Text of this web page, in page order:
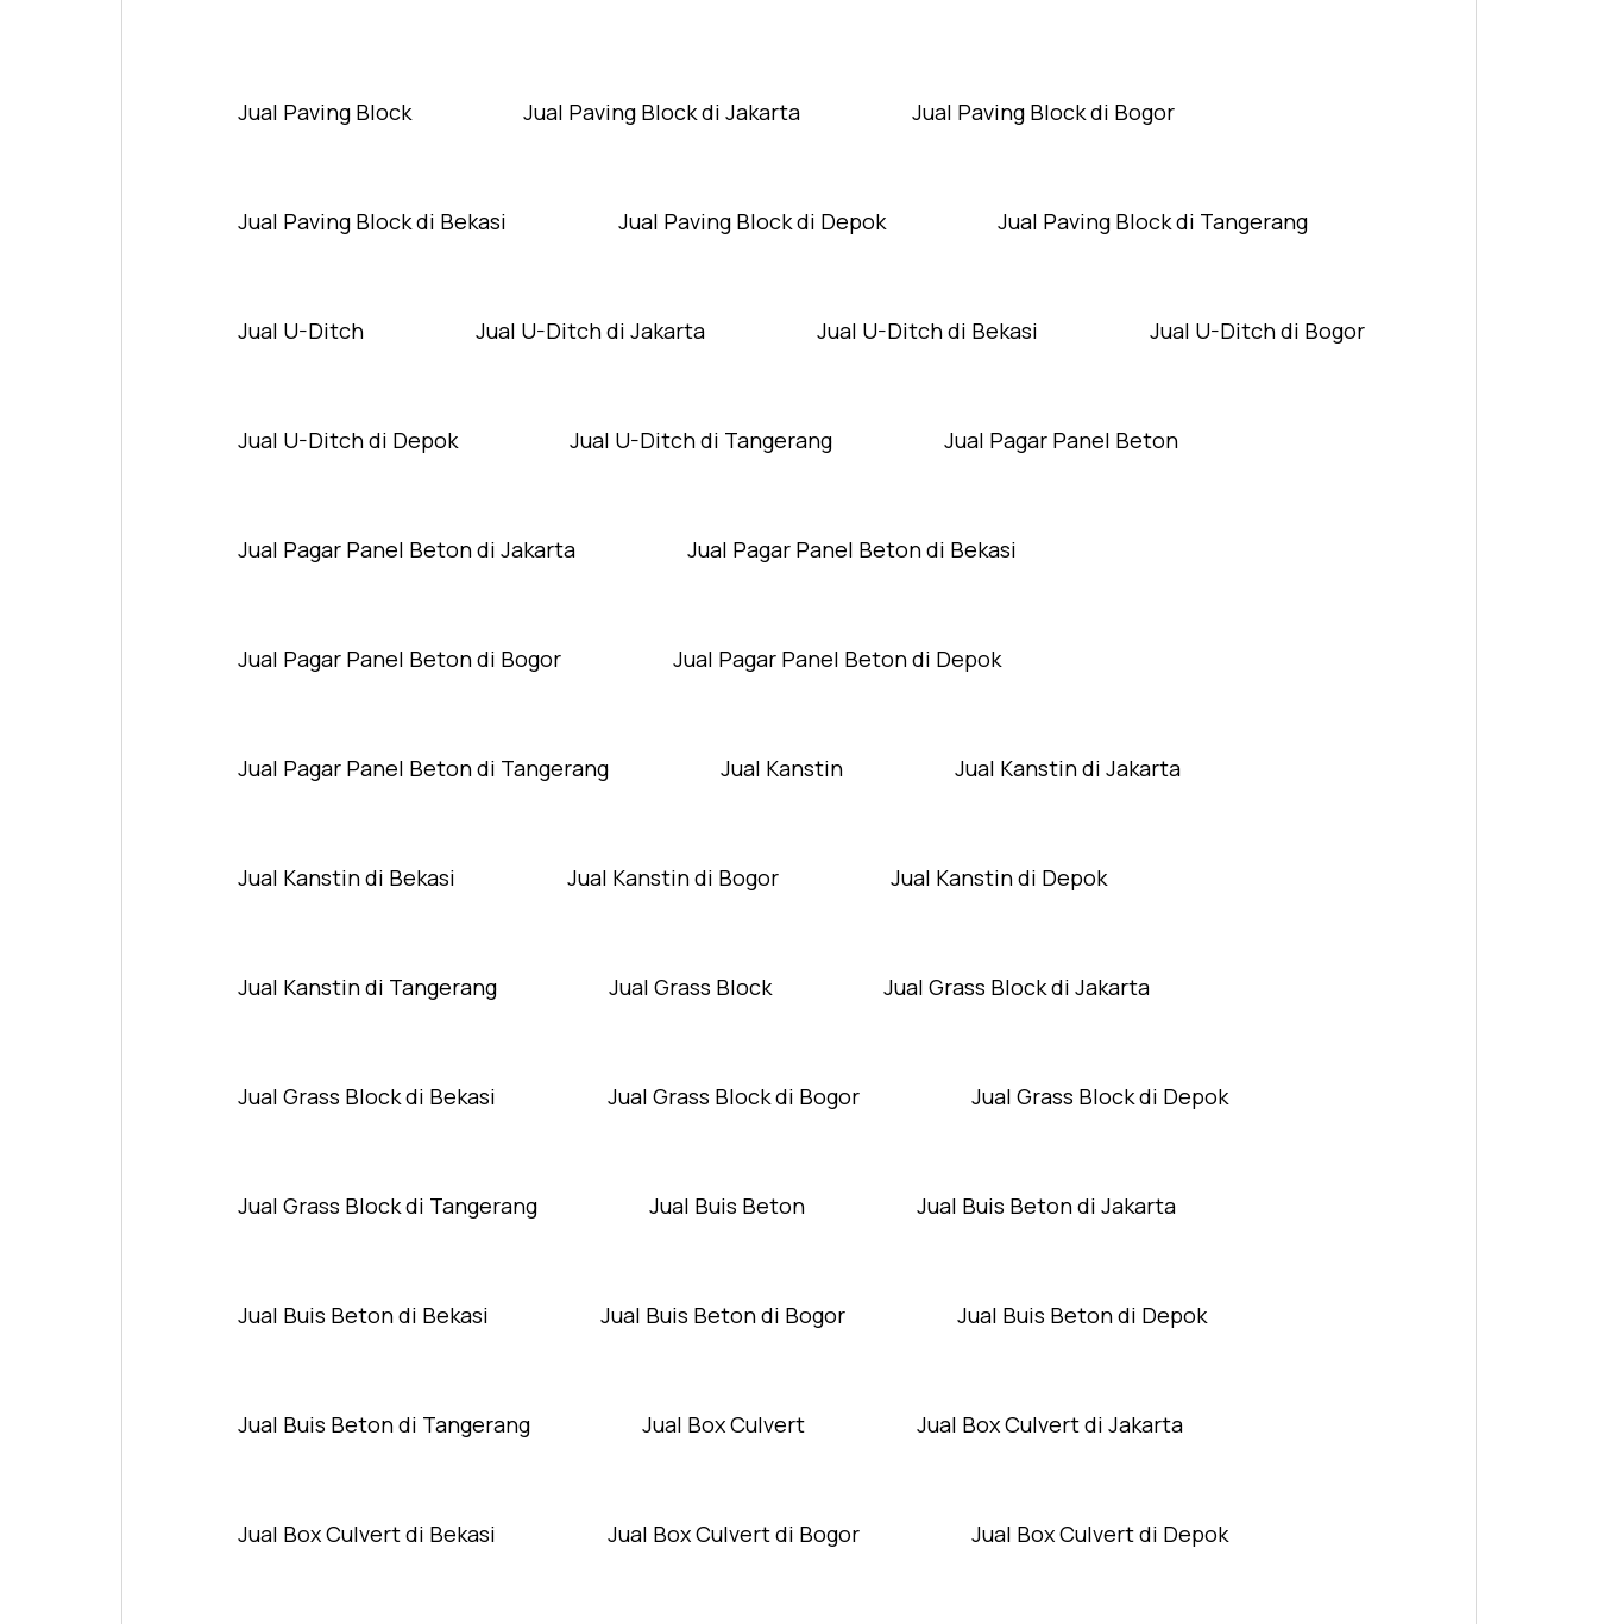
Jual Paving Block Jual Paving Block di Jakarta Jual Paving Block di Bogor
Jual Paving Block di Bekasi Jual Paving Block di Depok Jual Paving Block di Tangerang
Jual U-Ditch Jual U-Ditch di Jakarta Jual U-Ditch di Bekasi Jual U-Ditch di Bogor
Jual U-Ditch di Depok Jual U-Ditch di Tangerang Jual Pagar Panel Beton
Jual Pagar Panel Beton di Jakarta Jual Pagar Panel Beton di Bekasi
Jual Pagar Panel Beton di Bogor Jual Pagar Panel Beton di Depok
Jual Pagar Panel Beton di Tangerang Jual Kanstin Jual Kanstin di Jakarta
Jual Kanstin di Bekasi Jual Kanstin di Bogor Jual Kanstin di Depok
Jual Kanstin di Tangerang Jual Grass Block Jual Grass Block di Jakarta
Jual Grass Block di Bekasi Jual Grass Block di Bogor Jual Grass Block di Depok
Jual Grass Block di Tangerang Jual Buis Beton Jual Buis Beton di Jakarta
Jual Buis Beton di Bekasi Jual Buis Beton di Bogor Jual Buis Beton di Depok
Jual Buis Beton di Tangerang Jual Box Culvert Jual Box Culvert di Jakarta
Jual Box Culvert di Bekasi Jual Box Culvert di Bogor Jual Box Culvert di Depok